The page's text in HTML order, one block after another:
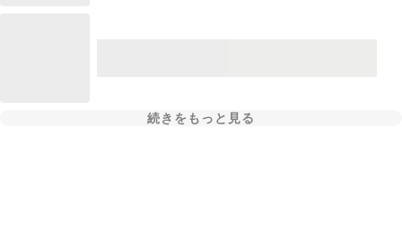
続きをもっと見る